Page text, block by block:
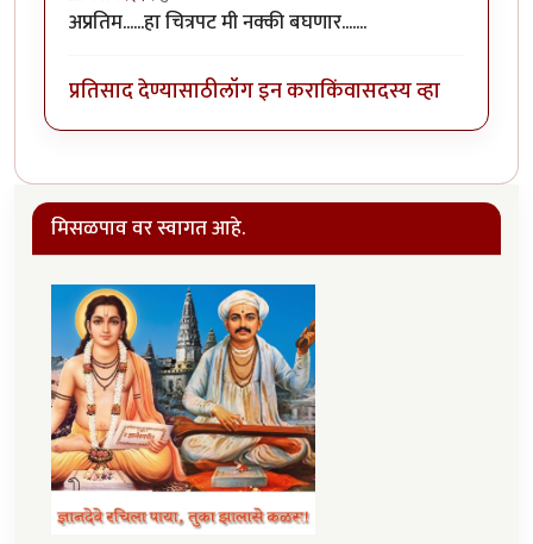
अप्रतिम......हा चित्रपट मी नक्की बघणार.......
प्रतिसाद देण्यासाठीलॉग इन कराकिंवासदस्य व्हा
मिसळपाव वर स्वागत आहे.